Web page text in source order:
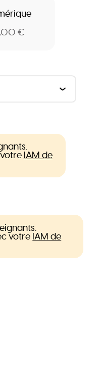
€
IAM de
votre IAM de